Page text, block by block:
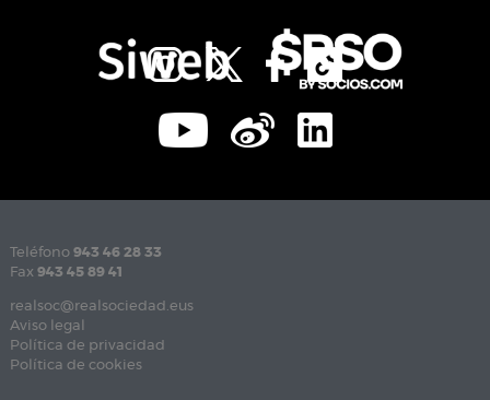
Teléfono 943 46 28 33
Fax 943 45 89 41
realsoc@realsociedad.eus
Aviso legal
Política de privacidad
Política de cookies